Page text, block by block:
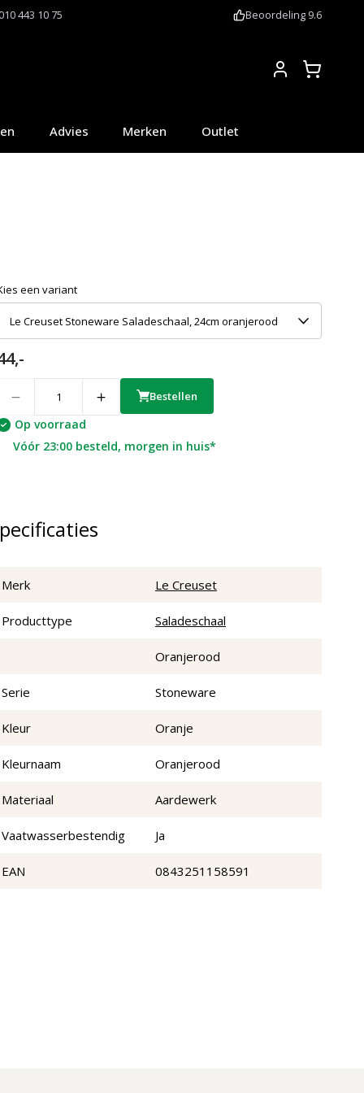
443 10 75 Beoordeling 9.6
Advies Merken Outlet
een variant
Le Creuset Stoneware Saladeschaal, 24cm oranjerood
Bestellen
Op voorraad
Vóór 23:00 besteld, morgen in huis*
Merk Le Creuset
Producttype Saladeschaal
Oranjerood
Serie Stoneware
Kleur Oranje
Kleurnaam Oranjerood
Materiaal Aardewerk
Vaatwasserbestendig Ja
EAN 0843251158591